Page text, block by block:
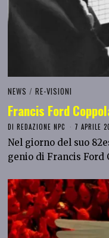
NEWS / RE-VISIONI
Francis Ford
DIREDAZIONE NPC 7 APRILE
Nel giorno del suo
genio di Francis